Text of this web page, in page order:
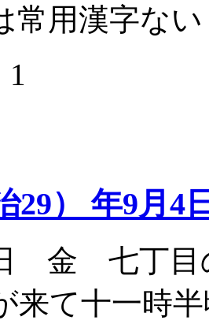
常用漢字な
1
29） 年9月4
金 七丁目
来て十一時